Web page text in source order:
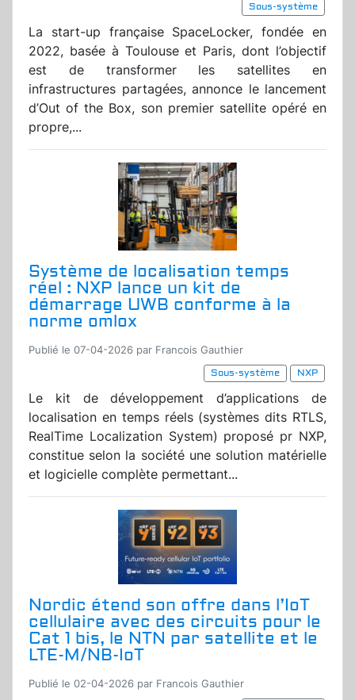
Sous-système
La start-up française SpaceLocker, fondée en
2022, basée à Toulouse et Paris, dont l’objectif
est de transformer les satellites en
infrastructures partagées, annonce le lancement
d’Out of the Box, son premier satellite opéré en
propre,...
Système de localisation temps
réel : NXP lance un kit de
démarrage UWB conforme à la
norme omlox
Publié le 07-04-2026 par Francois Gauthier
Sous-système
NXP
Le kit de développement d’applications de
localisation en temps réels (systèmes dits RTLS,
RealTime Localization System) proposé pr NXP,
constitue selon la société une solution matérielle
et logicielle complète permettant...
Nordic étend son offre dans l’IoT
cellulaire avec des circuits pour le
Cat 1 bis, le NTN par satellite et le
LTE-M/NB-IoT
Publié le 02-04-2026 par Francois Gauthier